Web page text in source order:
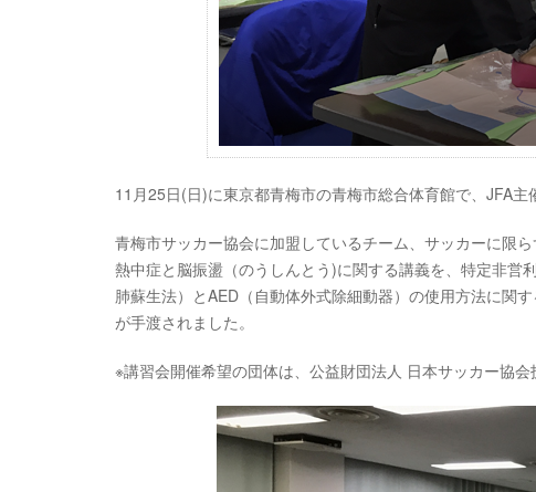
11月25日(日)に東京都青梅市の青梅市総合体育館で、JFA
青梅市サッカー協会に加盟しているチーム、サッカーに限
熱中症と脳振盪（のうしんとう)に関する講義を、特定非営
肺蘇生法）とAED（自動体外式除細動器）の使用方法に関
が手渡されました。
※講習会開催希望の団体は、公益財団法人 日本サッカー協会